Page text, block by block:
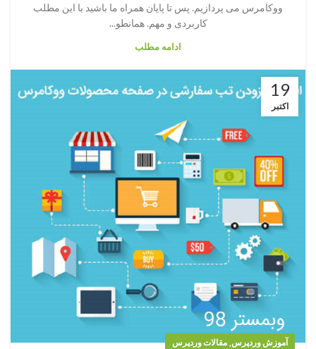
ووکامرس می پردازیم. پس تا پایان همراه ما باشید با این مطلب
کاربردی و مهم. همانطو...
ادامه مطلب
19
اکتبر
آموزش وردپرس, مقالات وردپرس